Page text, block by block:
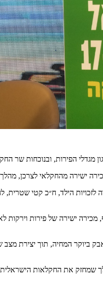
מגדלי הפירות, ובנוכחות שר
ישירה מהחקלאי לצרכן,
הילד, ח״כ קטי
ישירה של פירות
ביוקר המחיה, תוך יצירת מצב
את החקלאות הישראלית,